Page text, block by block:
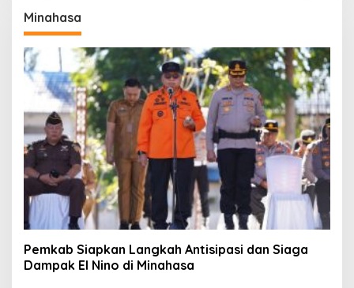
Minahasa
Pemkab Siapkan Langkah Antisipasi dan Siaga
Dampak El Nino di Minahasa